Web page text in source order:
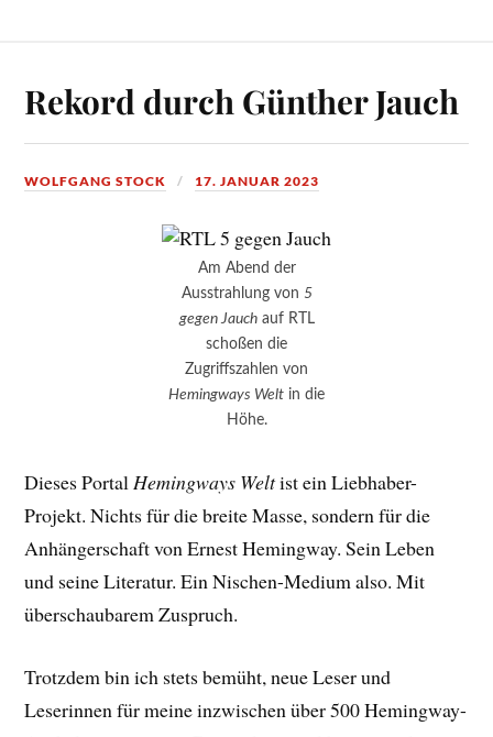
Rekord durch Günther Jauch
WOLFGANG STOCK 17. JANUAR 2023
Am Abend der
Ausstrahlung von 5
gegen Jauchauf RTL
schoßen die
Zugriffszahlen von
Hemingways Welt in die
Höhe.
Dieses PortalHemingways Weltist ein Liebhaber-
Projekt. Nichts für die breite Masse, sondern für die
Anhängerschaft von Ernest Hemingway. Sein Leben
und seine Literatur. Ein Nischen-Medium also. Mit
überschaubarem Zuspruch.
Trotzdem bin ich stets bemüht, neue Leser und
Leserinnen für meine inzwischen über 500 Hemingway-